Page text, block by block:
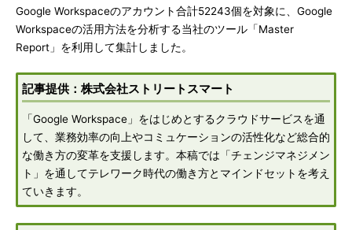
Google Workspaceのアカウント合計52243個を対象に、Google
Workspaceの活用方法を分析する当社のツール「Master
Report」を利用して集計しました。
記事提供：株式会社ストリートスマート
「Google Workspace」をはじめとするクラウドサービスを通
して、業務効率の向上やコミュケーションの活性化など総合的
な働き方の変革を支援します。本稿では「チェンジマネジメン
ト」を通してテレワーク時代の働き方とマインドセットを考え
ていきます。